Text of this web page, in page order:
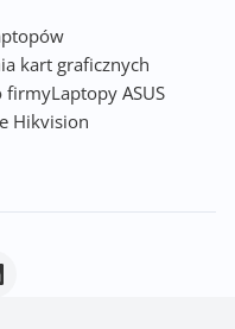
kart graficznych
firmyLaptopy ASUS
Hikvision